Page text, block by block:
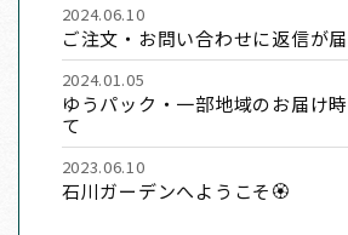
2024.06.10
ご注文・お問い合わせに返信が
2024.01.05
ゆうパック・一部地域のお届け
て
2023.06.10
石川ガーデンへようこそ🏵